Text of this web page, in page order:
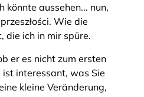
könnte aussehen... nun,
Wie die
die ich in mir spüre.
er es nicht zum ersten
interessant, was Sie
kleine Veränderung,